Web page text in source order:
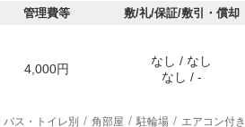
管理費等 敷/礼/保証/敷引・償却
4,000円
なし / なし
なし / -
バス・トイレ別 角部屋 駐輪場 エアコン付き